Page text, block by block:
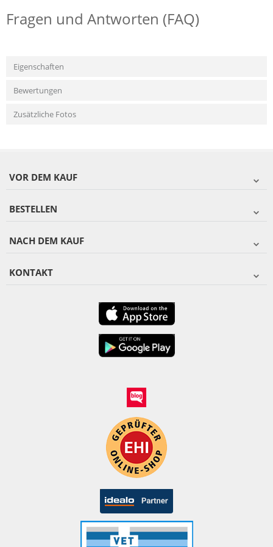
Fragen und Antworten (FAQ)
Eigenschaften
Bewertungen
Zusätzliche Fotos
VOR DEM KAUF
BESTELLEN
NACH DEM KAUF
KONTAKT